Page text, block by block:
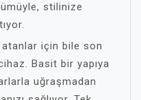
stilinize
atanlar için bile son
Basit bir yapıya
uğraşmadan